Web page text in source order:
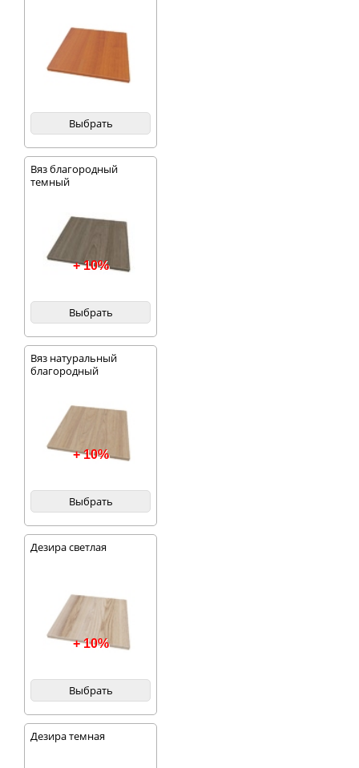
Выбрать
Вяз благородный
темный
+ 10%
Выбрать
Вяз натуральный
благородный
+ 10%
Выбрать
Дезира светлая
+ 10%
Выбрать
Дезира темная